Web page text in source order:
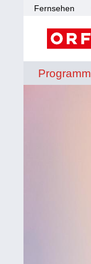
Fernsehen
Programm